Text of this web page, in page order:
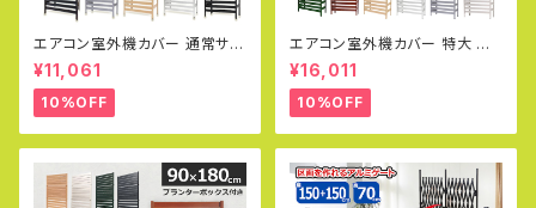
エアコン室外機カバー 通常サイ
ズ アルミ製 カラバリ グッドデザ
イン賞 おしゃれ エコキュート 雨
雪 冬 寒冷地 日除け エアコンカ
バー エクステリア 室外機ラック
白 DIY KB-90
¥11,061
10%OFF
エアコン室外機カバー 特大 ジ
ャンボサイズ 1080×390×945
mm グッドデザイン賞受賞 アル
ミ製 木目調 エアコンカバー ベ
ランダ 雨 雪 日よけ KB-108
¥16,011
10%OFF